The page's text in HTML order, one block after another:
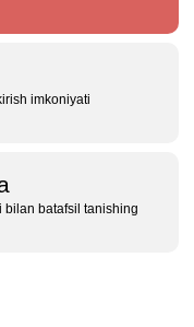
imkoniyati
bilan batafsil tanishing